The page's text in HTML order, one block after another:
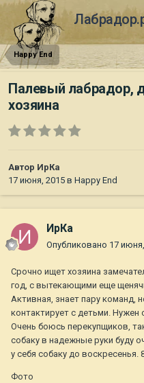
Happy End
Палевый лабрадор,
хозяина
Автор ИрКа
17 июня, 2015 в Happy End
ИрКа
Опубликовано 17
Срочно ищет хозяина
год, с вытекающими еще
Активная, знает пару команд,
контактирует с детьми. Нужен
Очень боюсь перекупщиков,
собаку в надежные руки буду
у себя собаку до
Фото